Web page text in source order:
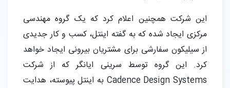
این شرکت همچنین اعلام کرد که یک گروه مهندسی
مرکزی ایجاد شده که به گفته اینتل، کسب و کار جدیدی
از سیلیکون سفارشی برای مشتریان بیرونی ایجاد خواهد
کرد. این گروه توسط سرینی ایانگر که از شرکت
Cadence Design Systems به اینتل پیوسته، هدایت